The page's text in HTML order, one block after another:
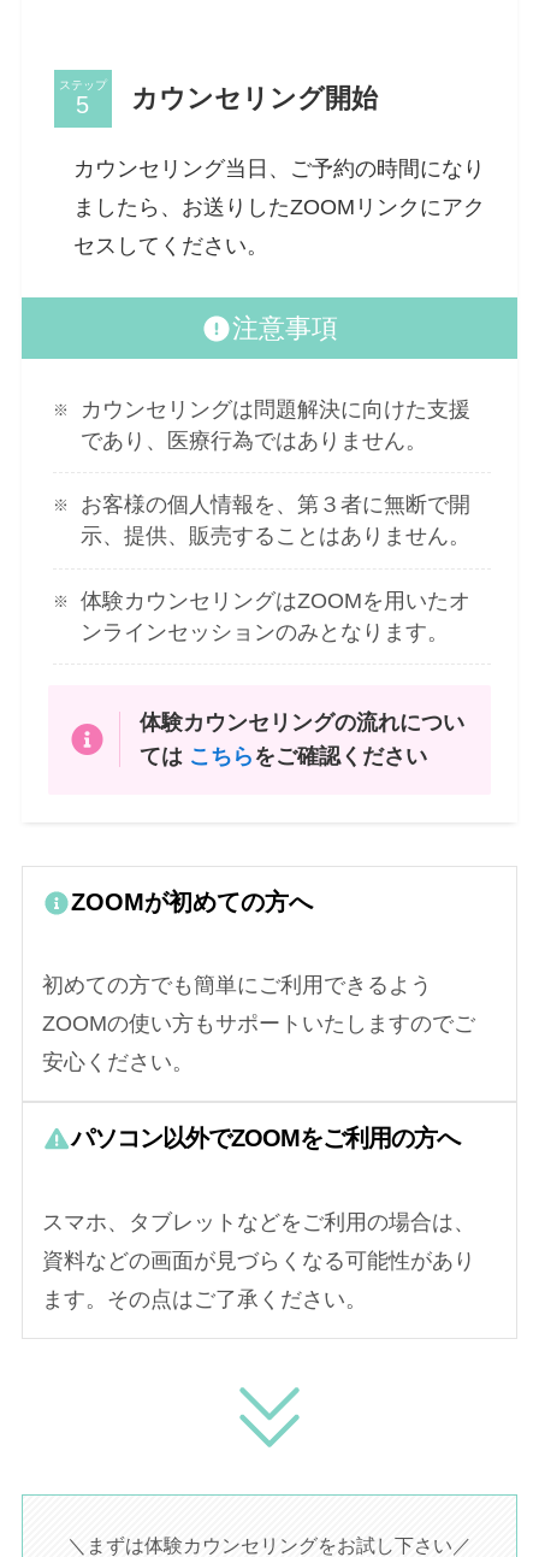
ステップ カウンセリング開始
カウンセリング当日、ご予約の時間になり
ましたら、お送りしたZOOMリンクにアク
セスしてください。
注意事項
カウンセリングは問題解決に向けた支援
であり、医療行為ではありません。
お客様の個人情報を、第３者に無断で開
示、提供、販売することはありません。
体験カウンセリングはZOOMを用いたオ
ンラインセッションのみとなります。
体験カウンセリングの流れについ
ては こちら をご確認ください
ZOOMが初めての方へ
初めての方でも簡単にご利用できるよう
ZOOMの使い方もサポートいたしますのでご
安心ください。
パソコン以外でZOOMをご利用の方へ
スマホ、タブレットなどをご利用の場合は、
資料などの画面が見づらくなる可能性があり
ます。その点はご了承ください。
＼まずは体験カウンセリングをお試し下さい／